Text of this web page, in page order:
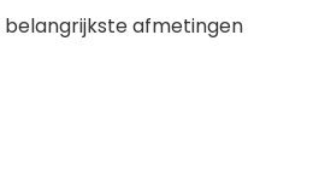
afmetingen